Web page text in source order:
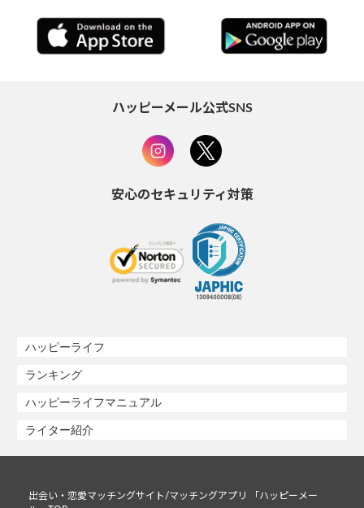
ハッピーメール公式SNS
安心のセキュリティ対策
ハッピーライフ
ランキング
ハッピーライフマニュアル
ライター紹介
出会い・恋愛マッチングサイト/マッチングアプリ 「ハッピーメー